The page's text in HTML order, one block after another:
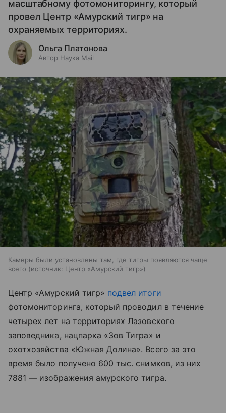
масштабному фотомониторингу, который
провел Центр «Амурский тигр» на
охраняемых территориях.
Ольга Платонова
Автор Наука Mail
Камеры были установлены там, где тигры появляются чаще
всего
источник: Центр «Амурский тигр»
Центр «Амурский тигр» подвел итоги
фотомониторинга, который проводил в течение
четырех лет на территориях Лазовского
заповедника, нацпарка «Зов Тигра» и
охотхозяйства «Южная Долина». Всего за это
время было получено 600 тыс. снимков, из них
7881 — изображения амурского тигра.